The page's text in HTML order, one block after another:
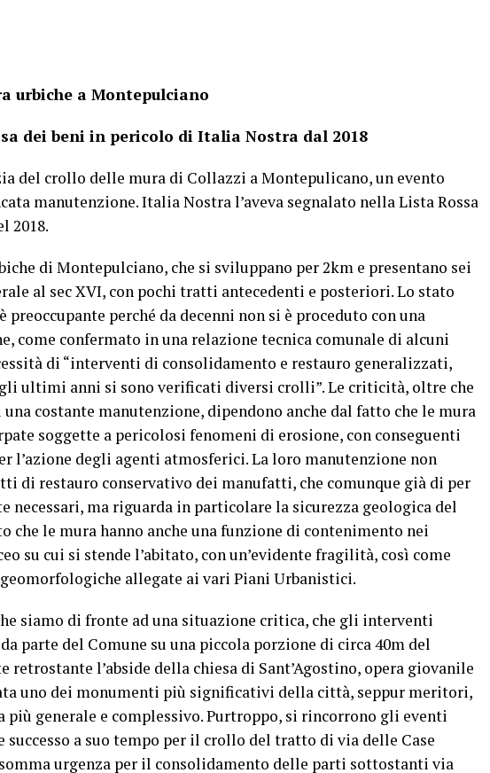
urbiche a Montepulciano
dei beni in pericolo di Italia Nostra dal 2018
del crollo delle mura di Collazzi a Montepulicano, un evento
manutenzione. Italia Nostra l’aveva segnalato nella Lista Rossa
2018.
di Montepulciano, che si sviluppano per 2km e presentano sei
al sec XVI, con pochi tratti antecedenti e posteriori. Lo stato
preoccupante perché da decenni non si è proceduto con una
come confermato in una relazione tecnica comunale di alcuni
di “interventi di consolidamento e restauro generalizzati,
ultimi anni si sono verificati diversi crolli”. Le criticità, oltre che
una costante manutenzione, dipendono anche dal fatto che le mura
soggette a pericolosi fenomeni di erosione, con conseguenti
l’azione degli agenti atmosferici. La loro manutenzione non
di restauro conservativo dei manufatti, che comunque già di per
necessari, ma riguarda in particolare la sicurezza geologica del
che le mura hanno anche una funzione di contenimento nei
su cui si stende l’abitato, con un’evidente fragilità, così come
allegate ai vari Piani Urbanistici.
siamo di fronte ad una situazione critica, che gli interventi
parte del Comune su una piccola porzione di circa 40m del
retrostante l’abside della chiesa di Sant’Agostino, opera giovanile
uno dei monumenti più significativi della città, seppur meritori,
generale e complessivo. Purtroppo, si rincorrono gli eventi
a suo tempo per il crollo del tratto di via delle Case
urgenza per il consolidamento delle parti sottostanti via